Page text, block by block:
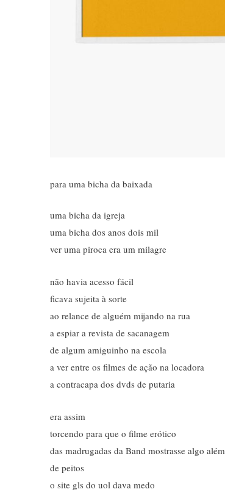
para uma bicha da baixada
uma bicha da igreja
uma bicha dos anos dois mil
ver uma piroca era um milagre
não havia acesso fácil
ficava sujeita à sorte
ao relance de alguém mijando na rua
a espiar a revista de sacanagem
de algum amiguinho na escola
a ver entre os filmes de ação na locadora
a contracapa dos dvds de putaria
era assim
torcendo para que o filme erótico
das madrugadas da Band mostrasse algo além
de peitos
o site gls do uol dava medo